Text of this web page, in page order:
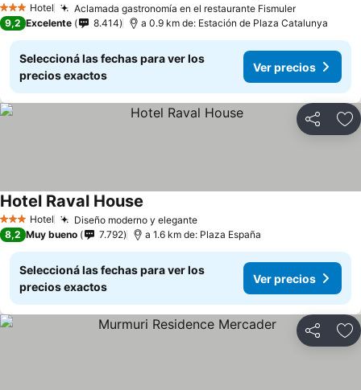
3 Estrellas
Hotel Aclamada gastronomía en el restaurante Fismuler
9,2 Excelente 8.414 a 0.9 km de: Estación de Plaza Catalunya
Seleccioná las fechas para ver los
precios exactos
Ver precios
Compartir
3 Estrellas
Hotel Diseño moderno y elegante
Hotel Raval House
8,2 Muy bueno 7.792 a 1.6 km de: Plaza España
Seleccioná las fechas para ver los
precios exactos
Ver precios
Compartir